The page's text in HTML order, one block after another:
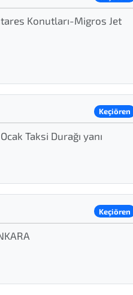
Konutları-Migros Jet
Keçiören
Taksi Durağı yanı
Keçiören